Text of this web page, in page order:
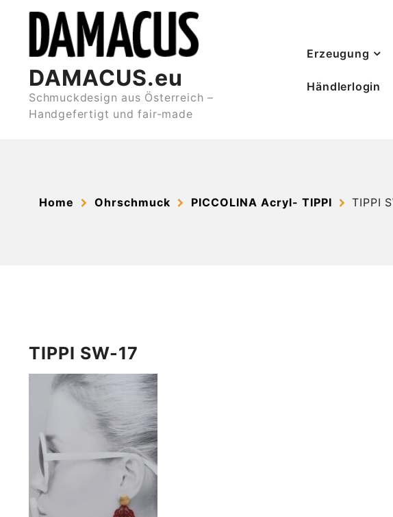
content
DAMACUS.eu
Schmuckdesign aus Österreich –
Handgefertigt und fair-made
Erzeugung
Händlerlogin
Home Ohrschmuck PICCOLINA Acryl- TIPPI TIPPI
TIPPI SW-17